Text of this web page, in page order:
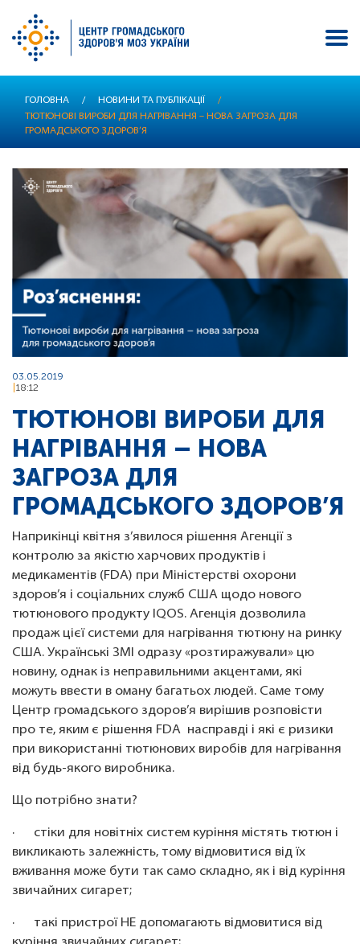
ГОЛОВНА / НОВИНИ ТА ПУБЛІКАЦІЇ
/
ТЮТЮНОВІ ВИРОБИ ДЛЯ НАГРІВАННЯ – НОВА ЗАГРОЗА ДЛЯ
ГРОМАДСЬКОГО ЗДОРОВ’Я
03.05.2019
18:12
ТЮТЮНОВІ ВИРОБИ ДЛЯ
НАГРІВАННЯ – НОВА
ЗАГРОЗА ДЛЯ
ГРОМАДСЬКОГО ЗДОРОВ’Я
Наприкінці квітня з’явилося рішення Агенції з
контролю за якістю харчових продуктів і
медикаментів (FDA) при Міністерстві охорони
здоров’я і соціальних служб США щодо нового
тютюнового продукту IQOS. Агенція дозволила
продаж цієї системи для нагрівання тютюну на ринку
США. Українські ЗМІ одразу «розтиражували» цю
новину, однак із неправильними акцентами, які
можуть ввести в оману багатьох людей. Саме тому
Центр громадського здоров’я вирішив розповісти
про те, яким є рішення FDA насправді і які є ризики
при використанні тютюнових виробів для нагрівання
від будь-якого виробника.
Що потрібно знати?
· стіки для новітніх систем куріння містять тютюн і
викликають залежність, тому відмовитися від їх
вживання може бути так само складно, як і від куріння
звичайних сигарет;
· такі пристрої НЕ допомагають відмовитися від